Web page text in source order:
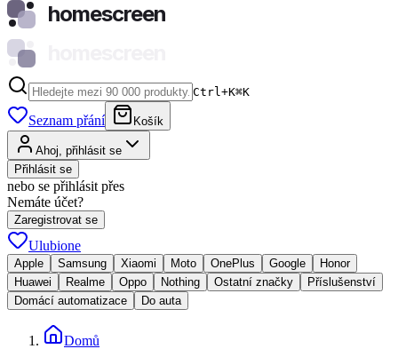
homescreen
Ctrl+K⌘K
Seznam přání Košík
Ahoj, přihlásit se
Přihlásit se
nebo se přihlásit přes
Nemáte účet?
Zaregistrovat se
Ulubione
Apple Samsung Xiaomi Moto OnePlus Google
Honor
Huawei
Realme Oppo Nothing Ostatní značky
Příslušenství
Domácí automatizace
Do auta
Domů